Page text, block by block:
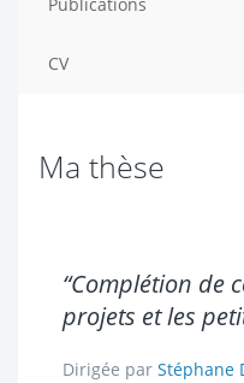
CV
Ma thèse
“Complétion de
projets et les
Dirigée par Stéphane